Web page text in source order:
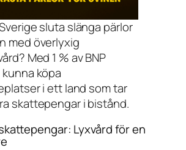
sluta slänga pärlor
med överlyxig
Med 1 % av BNP
köpa
i ett land som tar
skattepengar i bistånd.
Lyxvård för en